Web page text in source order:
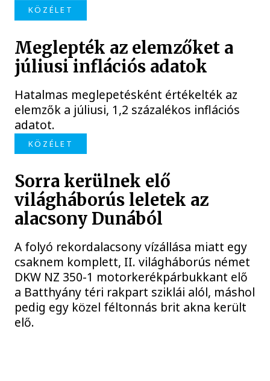
KÖZÉLET
Meglepték az elemzőket a
júliusi inflációs adatok
Hatalmas meglepetésként értékelték az
elemzők a júliusi, 1,2 százalékos inflációs
adatot.
KÖZÉLET
Sorra kerülnek elő
világháborús leletek az
alacsony Dunából
A folyó rekordalacsony vízállása miatt egy
csaknem komplett, II. világháborús német
DKW NZ 350-1 motorkerékpárbukkant elő
a Batthyány téri rakpart sziklái alól, máshol
pedig egy közel féltonnás brit akna került
elő.